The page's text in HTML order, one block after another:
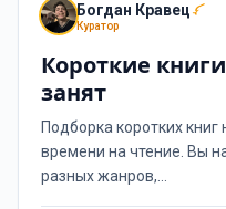
Богдан Кравец
Куратор
Короткие
занят
Подборка коротких книг
времени на чтение. Вы
разных жанров,...